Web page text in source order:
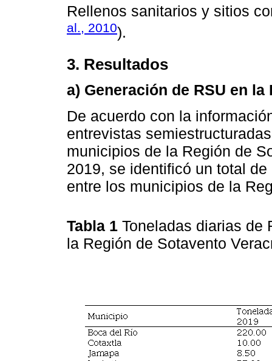
Rellenos sanitarios y sitios
al., 2010).
3. Resultados
a) Generación de RSU en
De acuerdo con la
entrevistas
municipios de la Región de
2019, se identificó un total
entre los municipios de la
Tabla 1 Toneladas diarias de
la Región de Sotavento